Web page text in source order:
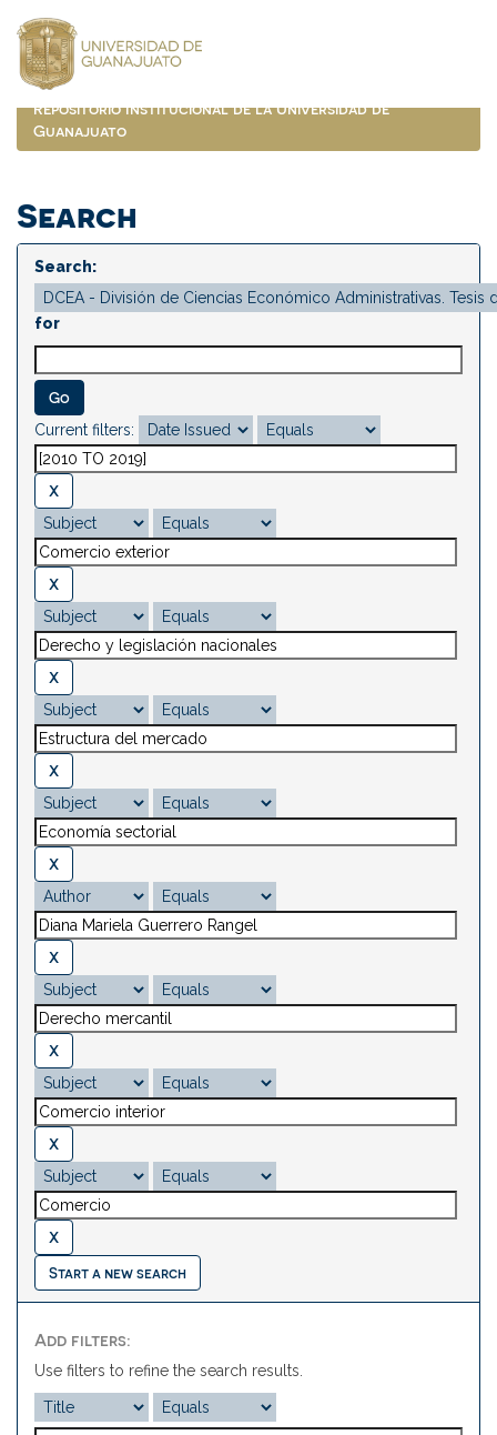
navigation
Repositorio Institucional de la Universidad de
Guanajuato
Search
Search:
for
Current filters:
Start a new search
Add filters:
Use filters to refine the search results.